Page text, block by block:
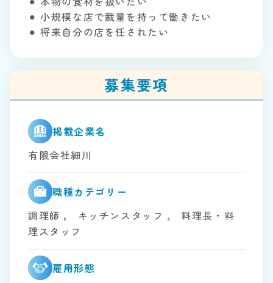
⚫︎ 小規模な店で裁量を持って働きたい
⚫︎ 将来自分の店を任されたい
募集要項
掲載企業名
有限会社細川
職種カテゴリー
調理師 ， キッチンスタッフ ，
料理長・料
理スタッフ
雇用形態